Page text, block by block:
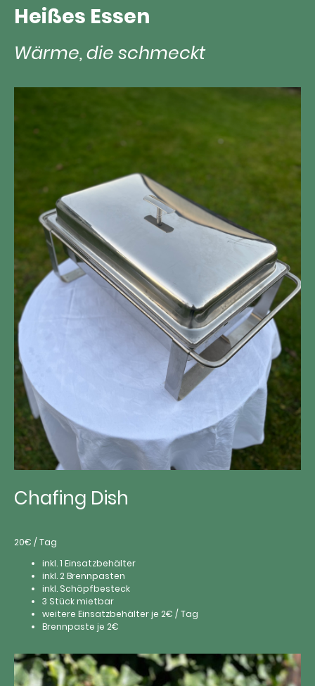
Heißes Essen
Wärme, die schmeckt
Chafing Dish
20€ / Tag
inkl. 1 Einsatzbehälter
inkl. 2 Brennpasten
inkl. Schöpfbesteck
3 Stück mietbar
weitere Einsatzbehälter je 2€ / Tag
Brennpaste je 2€